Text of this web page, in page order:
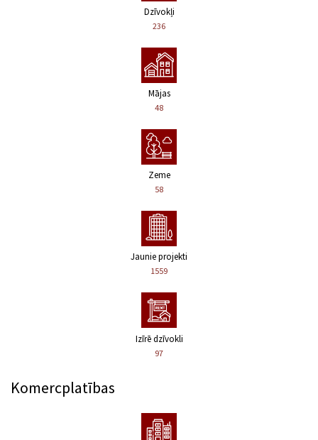
Dzīvokļi
236
Mājas
48
Zeme
58
Jaunie projekti
1559
Izīrē dzīvokli
97
Komercplatības